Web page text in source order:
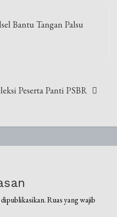
Bantu Tangan Palsu
Peserta Panti PSBR
Ruas yang wajib